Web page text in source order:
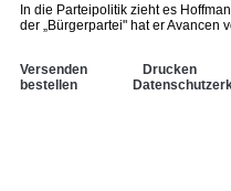
In die Parteipolitik zieht es
der „Bürgerpartei" hat er Avancen
Versenden Drucken
bestellen